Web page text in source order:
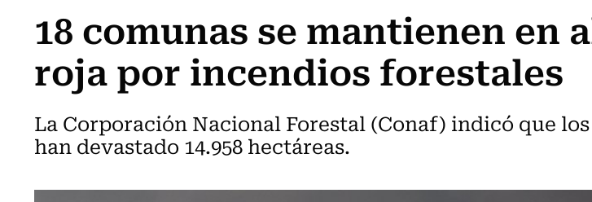
18 comunas se mantienen en
roja por incendios forestales
La Corporación Nacional Forestal (Conaf) indicó que
han devastado 14.958 hectáreas.